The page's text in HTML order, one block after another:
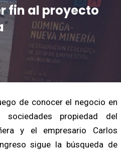
fin al proyecto
de conocer el negocio en
propiedad del
y el empresario Carlos
sigue la búsqueda de